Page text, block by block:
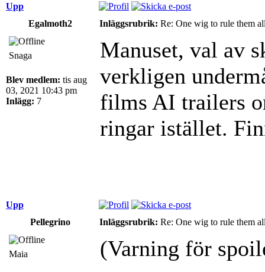
Upp
Egalmoth2
Inläggsrubrik: Re: One wig to rule them
Snaga
Blev medlem: tis aug
03, 2021 10:43 pm
Inlägg: 7
Manuset, val av
verkligen
films AI trailers
ringar istället.
Upp
Pellegrino
Inläggsrubrik: Re: One wig to rule them
Maia (Varning för